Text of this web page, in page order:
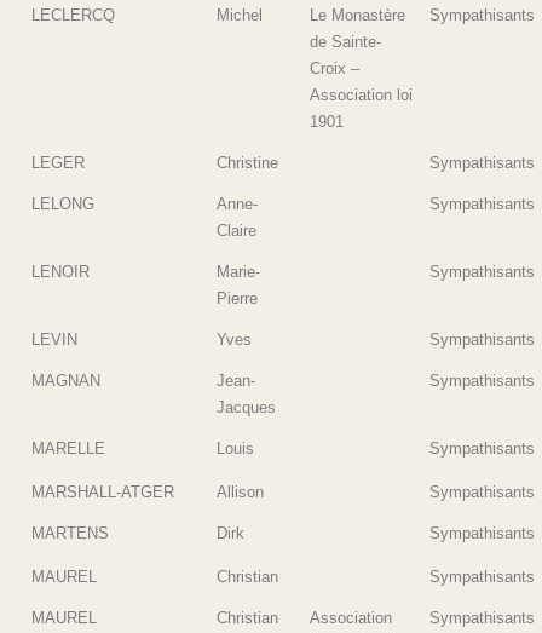
LECLERCQ Michel
Le Monastère
de Sainte-
Croix –
Association loi
1901
Sympathisants
LEGER Christine Sympathisants
LELONG
Anne-
Claire
Sympathisants
LENOIR
Marie-
Pierre
Sympathisants
LEVIN Yves Sympathisants
MAGNAN
Jean-
Jacques
Sympathisants
MARELLE Louis Sympathisants
MARSHALL-ATGER Allison Sympathisants
MARTENS Dirk Sympathisants
MAUREL Christian Sympathisants
MAUREL Christian
Association
Sympathisants